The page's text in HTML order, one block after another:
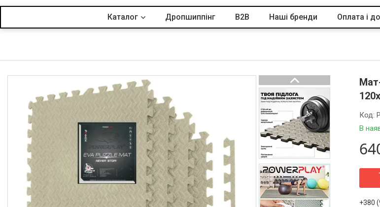
Каталог Дропшиппінг B2B Наші бренди Оплата і
В
Код:
+380